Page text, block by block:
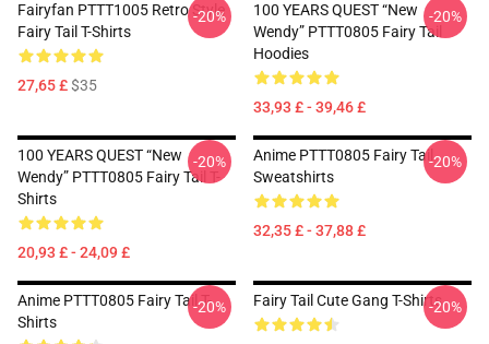
Fairyfan PTTT1005 Retro Style
Fairy Tail T-Shirts
27,65 £$35
-20%
100 YEARS QUEST “New
Wendy” PTTT0805 Fairy Tail
Hoodies
33,93 £ - 39,46 £
-20%
100 YEARS QUEST “New
Wendy” PTTT0805 Fairy Tail T-
Shirts
20,93 £ - 24,09 £
-20%
Anime PTTT0805 Fairy Tail
Sweatshirts
32,35 £ - 37,88 £
-20%
Anime PTTT0805 Fairy Tail T-
Shirts
-20% Fairy Tail Cute Gang T-Shirts-20%